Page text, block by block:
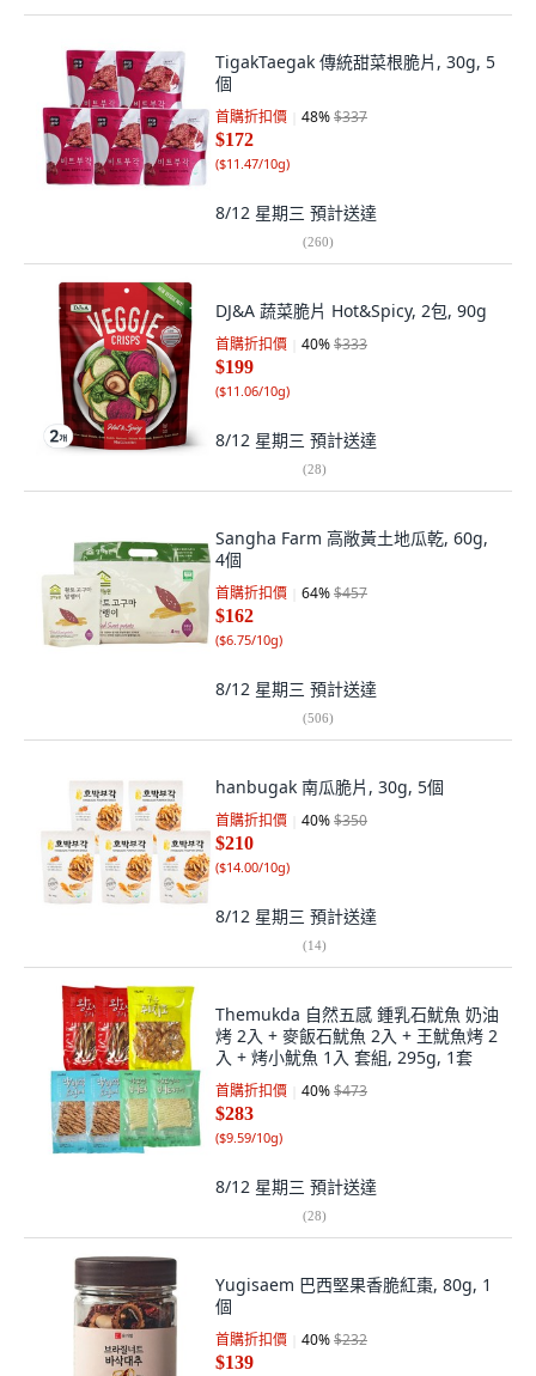
TigakTaegak 傳統甜菜根脆片, 30g, 5
個
首購折扣價 48%$337
$172
($11.47/10g)
8/12 星期三 預計送達
(260)
DJ&A 蔬菜脆片 Hot&Spicy, 2包, 90g
首購折扣價 40%$333
$199
($11.06/10g)
8/12 星期三 預計送達
(28)
Sangha Farm 高敞黃土地瓜乾, 60g,
4個
首購折扣價 64%$457
$162
($6.75/10g)
8/12 星期三 預計送達
(506)
hanbugak 南瓜脆片, 30g, 5個
首購折扣價 40%$350
$210
($14.00/10g)
8/12 星期三 預計送達
(14)
Themukda 自然五感 鍾乳石魷魚 奶油
烤 2入 + 麥飯石魷魚 2入 + 王魷魚烤 2
入 + 烤小魷魚 1入 套組, 295g, 1套
首購折扣價 40%$473
$283
($9.59/10g)
8/12 星期三 預計送達
(28)
Yugisaem 巴西堅果香脆紅棗, 80g, 1
個
首購折扣價 40%$232
$139